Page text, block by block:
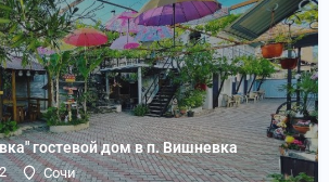
гостевой дом в п. Вишневка
Сочи